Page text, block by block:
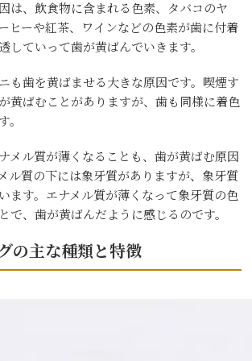
は、飲食物に含まれる色素、タバコのヤ
ヒーや紅茶、ワインなどの色素が歯に付着
していって歯が黄ばんでいきます。
も歯を黄ばませる大きな原因です。喫煙す
黄ばむことがありますが、歯も同様に着色
メル質が薄くなることも、歯が黄ばむ原因
ル質の下には象牙質がありますが、象牙質
ます。エナメル質が薄くなって象牙質の色
で、歯が黄ばんだように感じるのです。
の主な種類と特徴